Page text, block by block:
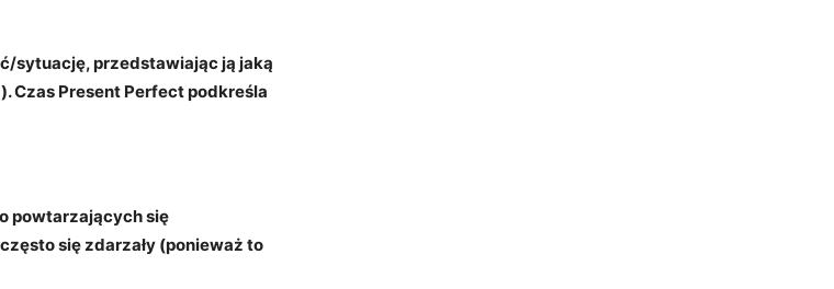
sytuację, przedstawiając ją jaką
Czas Present Perfect podkreśla
powtarzających się
się zdarzały (ponieważ to